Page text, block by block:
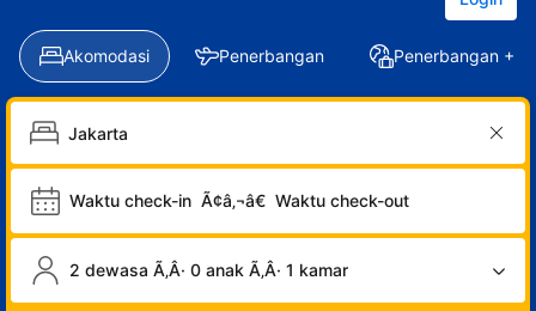
Akomodasi Penerbangan Penerbangan +
Waktu check-in Ã¢â‚¬â€ Waktu check-out
2 dewasa Ã‚Â· 0 anak Ã‚Â· 1 kamar